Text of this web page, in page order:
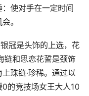
使对手在一定时间
。
冠是头饰的上选，花
链和思恋花誓是颈饰
珠链·珍稀。通过以
0的竞技场女王大人10